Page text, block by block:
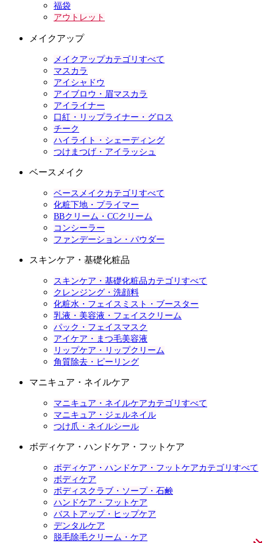
福袋
アウトレット
メイクアップ
メイクアップカテゴリすべて
マスカラ
アイシャドウ
アイブロウ・眉マスカラ
アイライナー
口紅・リップライナー・グロス
チーク
ハイライト・シェーディング
つけまつげ・アイラッシュ
ベースメイク
ベースメイクカテゴリすべて
化粧下地・プライマー
BBクリーム・CCクリーム
コンシーラー
ファンデーション・パウダー
スキンケア・基礎化粧品
スキンケア・基礎化粧品カテゴリすべて
クレンジング・洗顔料
化粧水・フェイスミスト・ブースター
乳液・美容液・フェイスクリーム
パック・フェイスマスク
アイケア・まつ毛美容液
リップケア・リップクリーム
角質除去・ピーリング
マニキュア・ネイルケア
マニキュア・ネイルケアカテゴリすべて
マニキュア・ジェルネイル
つけ爪・ネイルシール
ボディケア・ハンドケア・フットケア
ボディケア・ハンドケア・フットケアカテゴリすべて
ボディケア
ボディスクラブ・ソープ・石鹸
ハンドケア・フットケア
バストアップ・ヒップケア
デンタルケア
脱毛除毛クリーム・ケア